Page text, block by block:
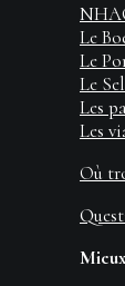
Le
Le
Le
Les
Les
Où